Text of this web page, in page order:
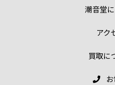
潮音堂
アク
買取に